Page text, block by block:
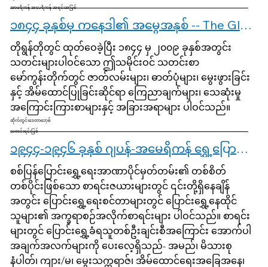
အာဖရိကန် အမေရိကန် အရင်းအမြစ်
၁၈၄၄ ခုနှစ်မှ ကနေဒါ၏ အမွေအနှစ် -- The Globe and Mail
တိုရွန်တိုတွင် ထုတ်ဝေခဲ့ပြီး ၁၈၄၄ မှ ၂၀၀၉ ခုနှစ်အတွင်း
သတင်းများပါဝင်သော ဤသမိုင်းဝင် သတင်းစာ
မော်ကွန်းတိုက်တွင် ဇာတ်လမ်းများ၊ ဓာတ်ပုံများ၊ မွေးဖွားခြင်း
နှင့် အိမ်ထောင်ပြုခြင်းဆိုင်ရာ ကြေညာချက်များ၊ သေဆုံးမှု
အကြောင်းကြားစာများနှင့် အခြားအရာများ ပါဝင်သည်။
ဆိုက်တွင်းဒေတာဘေ့စ်
သတင်းရင်းမြစ်
၁၉၄၄-၁၉၄၆ ခုနှစ် ဂျပန်-အမေရိကန် ရွှေ့ပြောင်းရေးစင်တာများ၊ နောက်ဆုံးတာဝန်ခံမှုစာရင်းများ [မှတ်တမ်းများ အကန့်အသတ်မရှိ]
စစ်ပြန်ပြောင်းရွှေ့ရေးအာဏာပိုင်မှတ်တမ်း၏ တစ်စိတ်
တစ်ပိုင်းဖြစ်သော စာရင်းဇယားများတွင် ၎င်းတို့ရှိနေချိန်
အတွင်း ပြောင်းရွှေ့ရေးစင်တာများတွင် ပြောင်းရွှေ့နေထိုင်
သူများ၏ အက္ခရာစဉ်အလိုက်စာရင်းများ ပါဝင်သည်။ စာရင်း
များတွင် ပြောင်းရွှေ့ခံရသူတစ်ဦးချင်းစီအကြောင်း အောက်ပါ
အချက်အလက်များကို ပေးလေ့ရှိသည်- အမည်၊ မိသားစု
နံပါတ်၊ ကျား/မ၊ မွေးသက္ကရာဇ်၊ အိမ်ထောင်ရေးအခြေအနေ၊